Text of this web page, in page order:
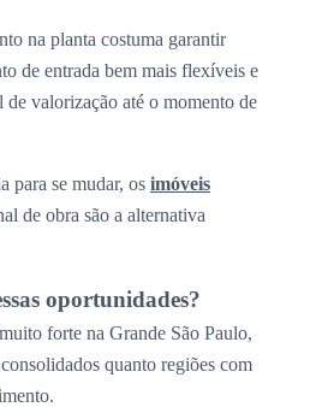
na planta costuma garantir
de entrada bem mais flexíveis e
de valorização até o momento de
para se mudar, os imóveis
de obra são a alternativa
oportunidades?
forte na Grande São Paulo,
quanto regiões com